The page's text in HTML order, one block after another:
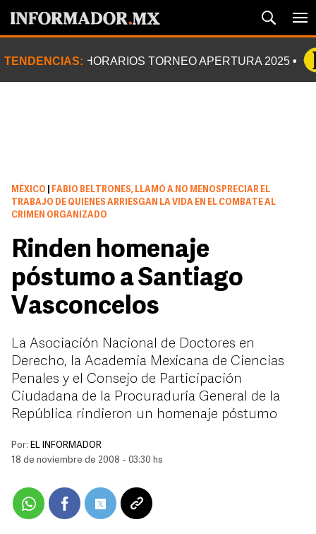
TENDENCIAS: HORARIOS TORNEO APERTURA 2025
MÉXICO
FABIO BELTRONES, LLAMÓ A NO MENOSPRECIAR EL
TRABAJO DE QUIENES ARRIESGAN LA VIDA EN EL COMBATE AL
CRIMEN ORGANIZADO
Rinden homenaje
póstumo a Santiago
Vasconcelos
La Asociación Nacional de Doctores en
Derecho, la Academia Mexicana de Ciencias
Penales y el Consejo de Participación
Ciudadana de la Procuraduría General de la
República rindieron un homenaje póstumo
Por: EL INFORMADOR
18 de noviembre de 2008 - 03:30 hs